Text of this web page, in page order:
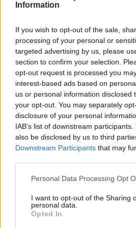
Information
If you wish to opt-out of the sale,
processing of your personal or
targeted advertising by us, please
section to confirm your selection.
opt-out request is processed you
interest-based ads based on
us or personal information disclosed
your opt-out. You may separately
disclosure of your personal
IAB’s list of downstream
also be disclosed by us to third
Downstream Participants that may
Personal Data Processing Opt
I want to opt-out of the Sharing
personal data.
Opted In